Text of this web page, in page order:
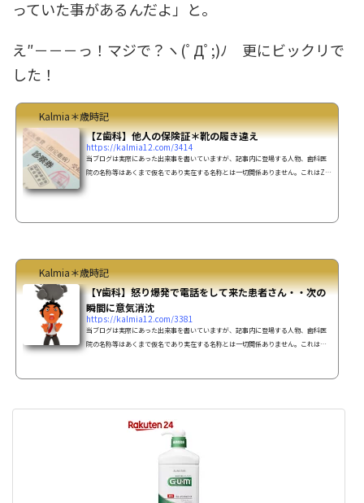
っていた事があるんだよ」と。
え″－－－っ！マジで？ヽ(ﾟДﾟ;)ﾉ 更にビックリで
した！
Kalmia＊歳時記
【Z歯科】他人の保険証＊靴の履き違え
https://kalmia12.com/3414
当ブログは実際にあった出来事を書いていますが、記事内に登場する人物、歯科医
院の名称等はあくまで仮名であり実在する名称とは一切関係ありません。これはZ歯
Kalmia＊歳時記
【Y歯科】怒り爆発で電話をして来た患者さん・・次の
瞬間に意気消沈
https://kalmia12.com/3381
当ブログは実際にあった出来事を書いていますが、記事内に登場する人物、歯科医
院の名称等はあくまで仮名であり実在する名称とは一切関係ありません。これは私